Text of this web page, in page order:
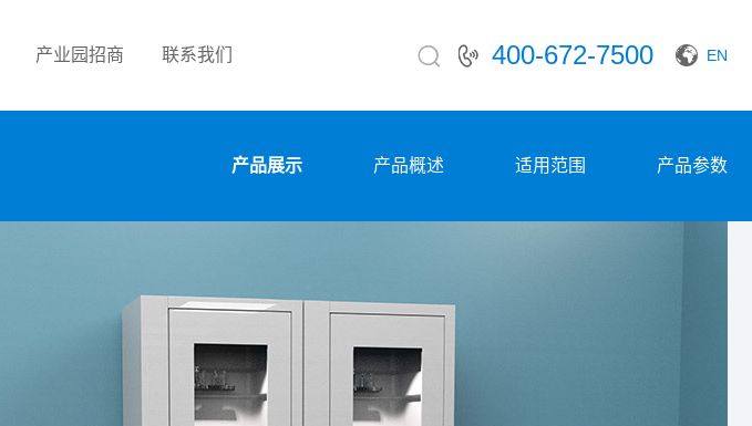
EN
400-672-7500
产业园招商 联系我们
产品展示 产品概述 适用范围 产品参数